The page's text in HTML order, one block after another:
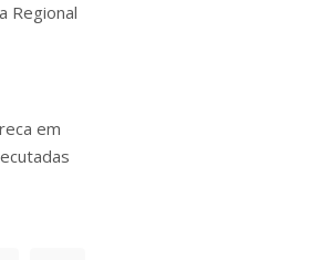
Regional
em